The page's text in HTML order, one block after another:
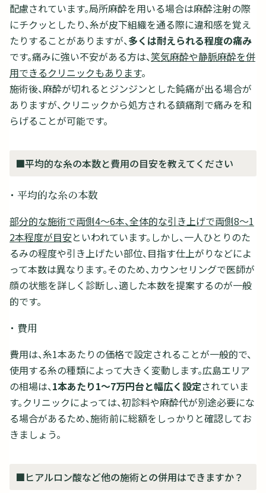
配慮されています。局所麻酔を用いる場合は麻酔注射の際
にチクッとしたり、糸が皮下組織を通る際に違和感を覚え
たりすることがありますが、多くは耐えられる程度の痛み
です。痛みに強い不安がある方は、笑気麻酔や静脈麻酔を併
用できるクリニックもあります。
施術後、麻酔が切れるとジンジンとした鈍痛が出る場合が
ありますが、クリニックから処方される鎮痛剤で痛みを和
らげることが可能です。
■平均的な糸の本数と費用の目安を教えてください
・ 平均的な糸の本数
部分的な施術で両側4～6本、全体的な引き上げで両側8～1
2本程度が目安といわれています。しかし、一人ひとりのた
るみの程度や引き上げたい部位、目指す仕上がりなどによ
って本数は異なります。そのため、カウンセリングで医師が
顔の状態を詳しく診断し、適した本数を提案するのが一般
的です。
・ 費用
費用は、糸1本あたりの価格で設定されることが一般的で、
使用する糸の種類によって大きく変動します。広島エリア
の相場は、1本あたり1～7万円台と幅広く設定されていま
す。クリニックによっては、初診料や麻酔代が別途必要にな
る場合があるため、施術前に総額をしっかりと確認してお
きましょう。
■ヒアルロン酸など他の施術との併用はできますか？